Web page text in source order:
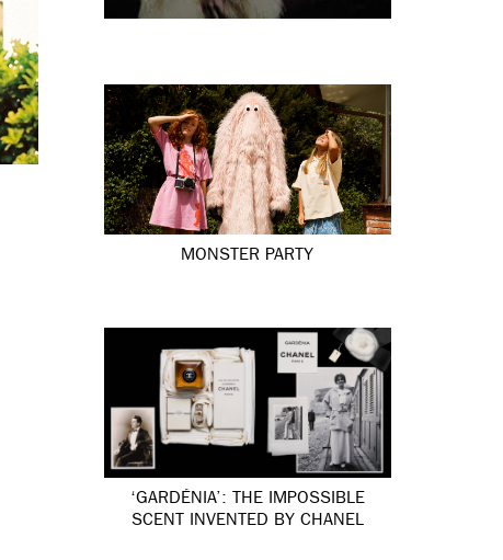
MONSTER PARTY
‘GARDÉNIA’: THE IMPOSSIBLE
SCENT INVENTED BY CHANEL